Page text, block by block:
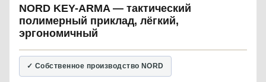
NORD KEY-ARMA — тактический
полимерный приклад, лёгкий,
эргономичный
✓ Собственное производство NORD